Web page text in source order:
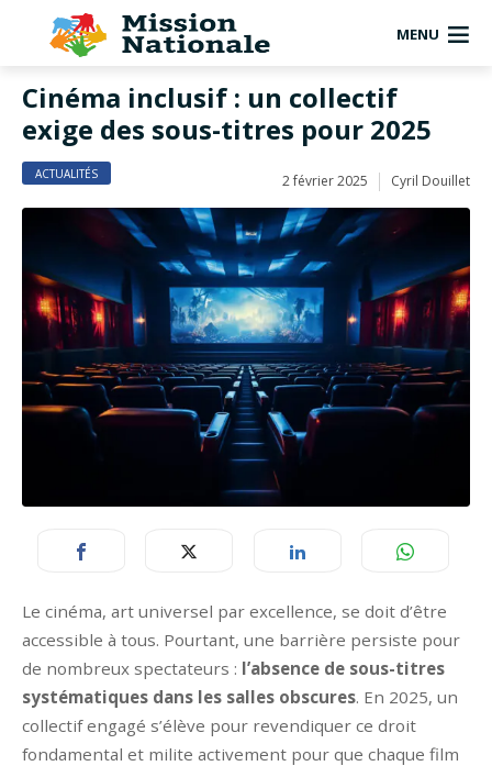
MENU
Cinéma inclusif : un collectif
exige des sous-titres pour 2025
ACTUALITÉS 2 février 2025 Cyril Douillet
Le cinéma, art universel par excellence, se doit d’être
accessible à tous. Pourtant, une barrière persiste pour
de nombreux spectateurs : l’absence de sous-titres
systématiques dans les salles obscures. En 2025, un
collectif engagé s’élève pour revendiquer ce droit
fondamental et milite activement pour que chaque film